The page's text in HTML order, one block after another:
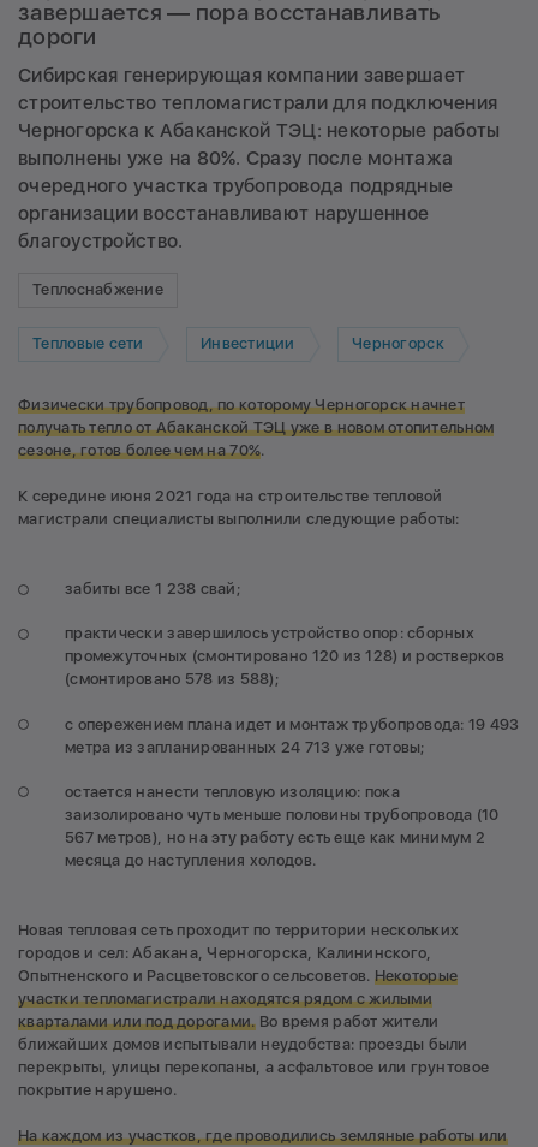
завершается — пора восстанавливать
дороги
Сибирская генерирующая компании завершает
строительство тепломагистрали для подключения
Черногорска к Абаканской ТЭЦ: некоторые работы
выполнены уже на 80%. Сразу после монтажа
очередного участка трубопровода подрядные
организации восстанавливают нарушенное
благоустройство.
Теплоснабжение
Тепловые сети Инвестиции Черногорск
Физически трубопровод, по которому Черногорск начнет
получать тепло от Абаканской ТЭЦ уже в новом отопительном
сезоне, готов более чем на 70%.
К середине июня 2021 года на строительстве тепловой
магистрали специалисты выполнили следующие работы:
забиты все 1 238 свай;
практически завершилось устройство опор: сборных
промежуточных (смонтировано 120 из 128) и ростверков
(смонтировано 578 из 588);
с опережением плана идет и монтаж трубопровода: 19 493
метра из запланированных 24 713 уже готовы;
остается нанести тепловую изоляцию: пока
заизолировано чуть меньше половины трубопровода (10
567 метров), но на эту работу есть еще как минимум 2
месяца до наступления холодов.
Новая тепловая сеть проходит по территории нескольких
городов и сел: Абакана, Черногорска, Калининского,
Опытненского и Расцветовского сельсоветов. Некоторые
участки тепломагистрали находятся рядом с жилыми
кварталами или под дорогами.Во время работ жители
ближайших домов испытывали неудобства: проезды были
перекрыты, улицы перекопаны, а асфальтовое или грунтовое
покрытие нарушено.
На каждом из участков, где проводились земляные работы или